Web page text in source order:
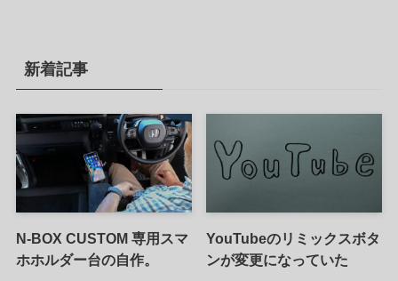
新着記事
N-BOX CUSTOM 専用スマ
ホホルダー台の自作。
YouTubeのリミックスボタ
ンが変更になっていた